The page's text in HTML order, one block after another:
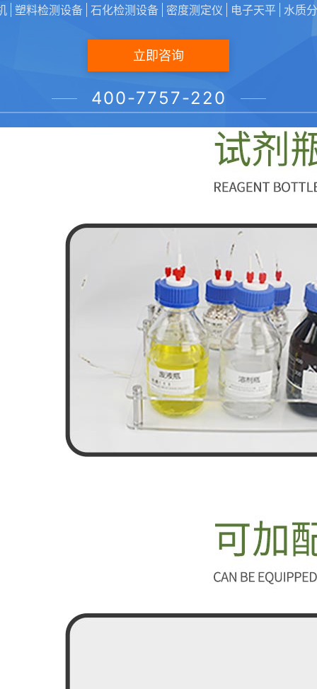
塑料检测设备 石化检测设备 密度测定仪 电子天平 水质
立即咨询
400-7757-220